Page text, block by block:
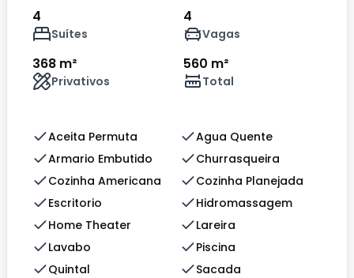
4
Suítes
4
Vagas
368 m²
Privativos
560 m²
Total
Aceita Permuta
Agua Quente
Armario Embutido
Churrasqueira
Cozinha Americana
Cozinha Planejada
Escritorio
Hidromassagem
Home Theater
Lareira
Lavabo
Piscina
Quintal
Sacada